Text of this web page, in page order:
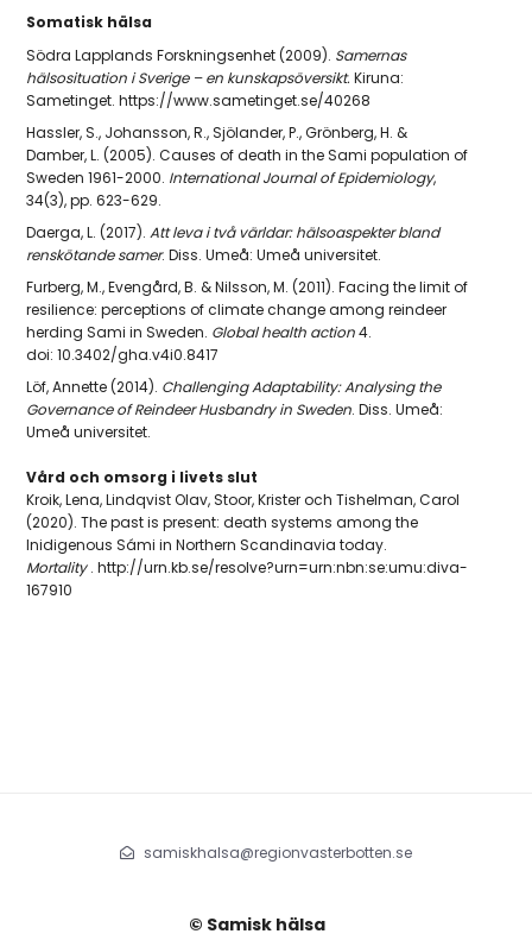
Somatisk hälsa
Södra Lapplands Forskningsenhet (2009). Samernas
hälsosituation i Sverige – en kunskapsöversikt. Kiruna:
Sametinget. https://www.sametinget.se/40268
Hassler, S., Johansson, R., Sjölander, P., Grönberg, H. &
Damber, L. (2005). Causes of death in the Sami population of
Sweden 1961-2000. International Journal of Epidemiology,
34(3), pp. 623-629.
Daerga, L. (2017). Att leva i två världar: hälsoaspekter bland
renskötande samer. Diss. Umeå: Umeå universitet.
Furberg, M., Evengård, B. & Nilsson, M. (2011). Facing the limit of
resilience: perceptions of climate change among reindeer
herding Sami in Sweden. Global health action4.
doi: 10.3402/gha.v4i0.8417
Löf, Annette (2014). Challenging Adaptability: Analysing the
Governance of Reindeer Husbandry in Sweden. Diss. Umeå:
Umeå universitet.
Vård och omsorg i livets slut
Kroik, Lena, Lindqvist Olav, Stoor, Krister och Tishelman, Carol
(2020). The past is present: death systems among the
Inidigenous Sámi in Northern Scandinavia today.
Mortality. http://urn.kb.se/resolve?urn=urn:nbn:se:umu:diva-
167910
samiskhalsa@regionvasterbotten.se
© Samisk hälsa